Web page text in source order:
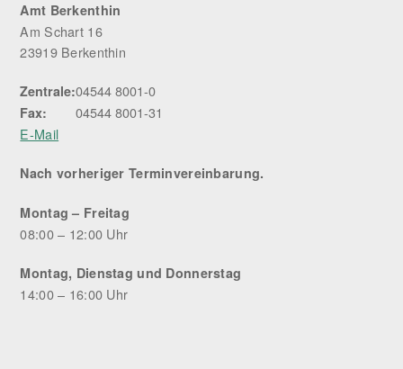
Amt Berkenthin
Am Schart 16
23919 Berkenthin
Zentrale:04544 8001-0
Fax:
04544 8001-31
E-Mail
Nach vorheriger Terminvereinbarung.
Montag – Freitag
08:00 – 12:00 Uhr
Montag, Dienstag und Donnerstag
14:00 – 16:00 Uhr